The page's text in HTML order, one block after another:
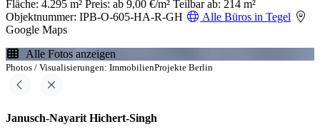
Fläche: 4.295 m² Preis: ab 9,00 €/m² Teilbar ab: 214 m²
Objektnummer: IPB-O-605-HA-R-GH
Alle Büros in Tegel
Google Maps
Alle Fotos anzeigen
Photos / Visualisierungen: ImmobilienProjekte Berlin
Janusch-Nayarit Hichert-Singh